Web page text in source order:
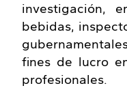
investigación,
bebidas,
fines de lucro